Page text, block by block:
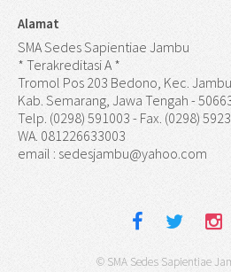
Alamat
SMA Sedes Sapientiae Jambu
* Terakreditasi A *
Tromol Pos 203 Bedono, Kec.
Kab. Semarang, Jawa Tengah -
Telp. (0298) 591003 - Fax. (0298)
WA. 081226633003
email : sedesjambu@yahoo.com
© SMA Sedes Sapientiae